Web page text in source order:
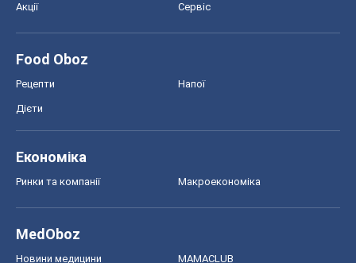
Акції Сервіс
Food Oboz
Рецепти Напої
Дієти
Економіка
Ринки та компанії Макроекономіка
MedOboz
Новини медицини MAMACLUB